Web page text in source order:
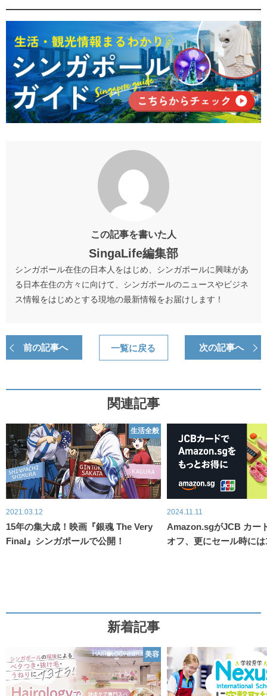
この記事を書いた人
SingaLife編集部
シンガポール在住の日本人をはじめ、シンガポールに興味があ
る日本在住の方々に向けて、シンガポールのニュースやビジネ
ス情報をはじめとする現地の最新情報をお届けします！
前の記事へ 次の記事へ
一覧に戻る
関連記事
生活全般
2021.03.12
15年の集大成！映画『銀魂 The Very
Final』シンガポールで公開！
2024.11.11
Amazon.sgがJCB カー
オフ、更にセール時に
新着記事
美容